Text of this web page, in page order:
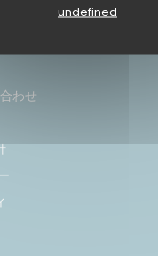
undefined
わせ